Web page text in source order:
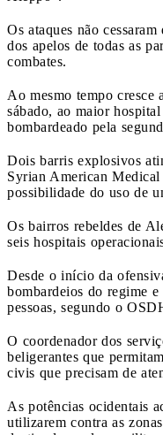
Os ataques não
dos apelos de todas as
combates.
Ao mesmo tempo cresce
sábado, ao maior
bombardeado pela
Dois barris explosivos
Syrian American
possibilidade do uso de
Os bairros rebeldes de
seis hospitais
Desde o início da
bombardeios do regime
pessoas, segundo o
O coordenador dos
beligerantes que
civis que precisam de
As potências ocidentais
utilizarem contra as